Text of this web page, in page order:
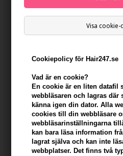
Visa
Cookiepolicy för Hair247.se
Vad är en cookie?
En cookie är en liten datafil
webbläsaren och lagras där
känna igen din dator. Alla
cookies till din webbläsare
webbläsarinställningarna
kan bara läsa information
lagrat själva och kan inte
webbplatser. Det finns två
Coola Refreshing Water Stick
SPF50 - 22g
Ej i lager